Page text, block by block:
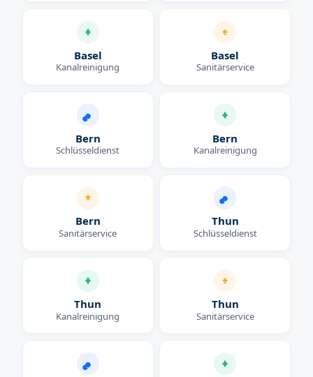
Basel
Kanalreinigung
Basel
Sanitärservice
Bern
Schlüsseldienst
Bern
Kanalreinigung
Bern
Sanitärservice
Thun
Schlüsseldienst
Thun
Kanalreinigung
Thun
Sanitärservice